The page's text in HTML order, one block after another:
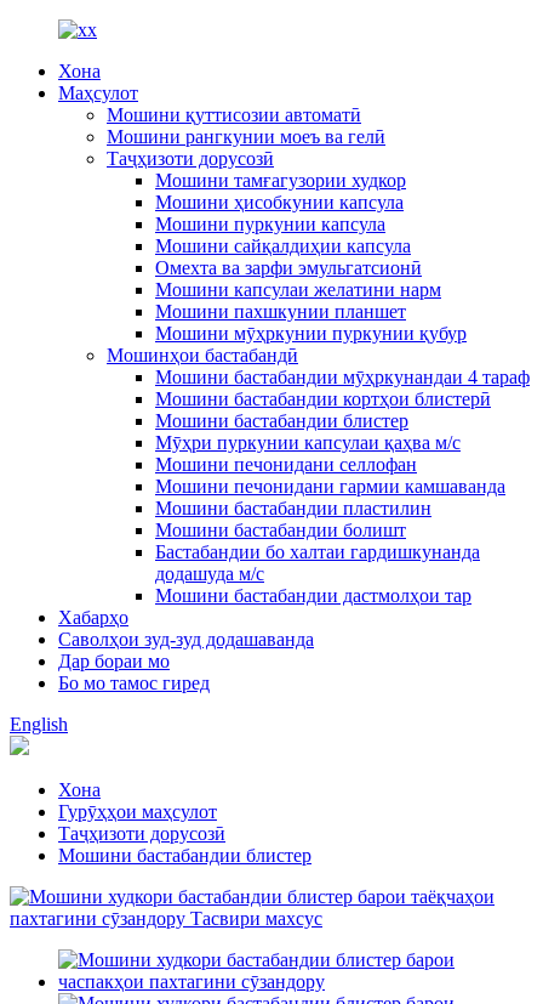
Хона
Маҳсулот
Мошини қуттисозии автоматӣ
Мошини рангкунии моеъ ва гелӣ
Таҷҳизоти дорусозӣ
Мошини тамғагузории худкор
Мошини ҳисобкунии капсула
Мошини пуркунии капсула
Мошини сайқалдиҳии капсула
Омехта ва зарфи эмульгатсионӣ
Мошини капсулаи желатини нарм
Мошини пахшкунии планшет
Мошини мӯҳркунии пуркунии қубур
Мошинҳои бастабандӣ
Мошини бастабандии мӯҳркунандаи 4 тараф
Мошини бастабандии кортҳои блистерӣ
Мошини бастабандии блистер
Мӯҳри пуркунии капсулаи қаҳва м/с
Мошини печонидани селлофан
Мошини печонидани гармии камшаванда
Мошини бастабандии пластилин
Мошини бастабандии болишт
Бастабандии бо халтаи гардишкунанда
додашуда м/с
Мошини бастабандии дастмолҳои тар
Хабарҳо
Саволҳои зуд-зуд додашаванда
Дар бораи мо
Бо мо тамос гиред
English
Хона
Гурӯҳҳои маҳсулот
Таҷҳизоти дорусозӣ
Мошини бастабандии блистер